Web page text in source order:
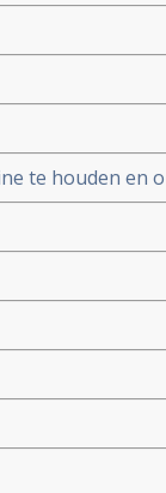
te houden en